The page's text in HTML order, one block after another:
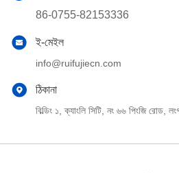
86-0755-82153336
ই-মেইল
info@ruifujiecn.com
ঠিকানা
বিল্ডিং ১, ক্যাংলি সিটি, নং ৬৬ পিংজি রোড,